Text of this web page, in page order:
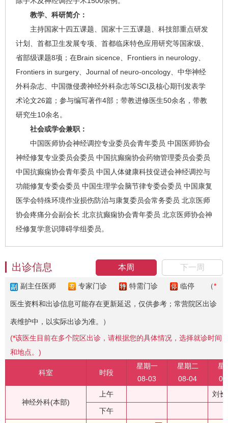
教学、科研简介：
主持国家十四五课题、国家十三五课题、科技部重点研发
计划、首都卫生发展专项、首都临床特色应用研究等国家级、
省部级课题8项；在Brain sicence、Frontiers in neurology、
Frontiers in surgery、Journal of neuro-oncology、中华神经
外科杂志、中国微侵袭神经外科杂志等SCI及核心期刊发表学
术论文26篇；参与编写著作4部；带教进修医生50余名，带教
研究生10余名。
社会或学会兼职：
中国医师协会神经调控专业委员会青年委员 中国医师协会
神经修复专业委员会委员 中国抗癫痫协会药物管理委员会委员
中国抗癫痫协会青年委员 中国人体健康科技促进会神经调控与
功能修复专委会委员 中国生理学会脑节律专委会委员 中国康复
医学会特殊环境作业损伤防治与康复委员会常务委员 北京医师
协会疼痛分会副会长 北京抗癫痫协会青年委员 北京医师协会神
经修复学意识障碍学组委员。
本周 下一周
出诊信息
副主任医师 专家门诊 特需门诊 临停 （*
医生资料和出诊信息可能存在更新延迟，仅供参考；常营院区出诊
表维护中，以实际出诊为准。）
(*该医生目前在多个院区出诊，请根据您的具体情况，选择就诊时间
和地点。)
科室 时段
星期一
08-03
星期二
08-04
星
神经外科(本部)
上午 刘
下午